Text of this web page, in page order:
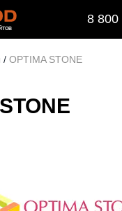
8 800
/ OPTIMA STONE